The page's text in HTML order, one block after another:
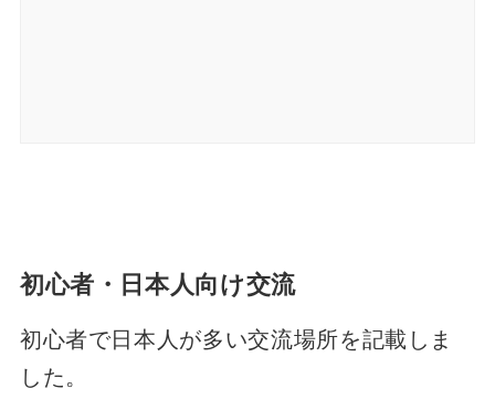
初心者・日本人向け交流
初心者で日本人が多い交流場所を記載しま
した。